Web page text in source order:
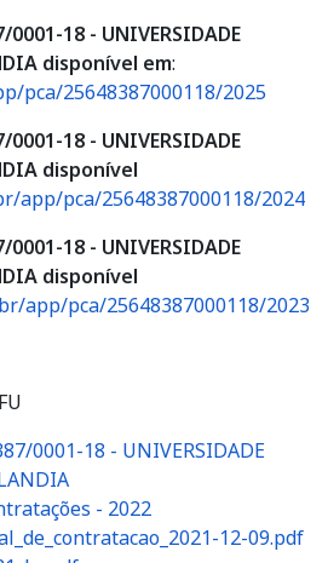
0001-18 - UNIVERSIDADE
disponível em:
pca/25648387000118/2025
0001-18 - UNIVERSIDADE
disponível
app/pca/25648387000118/2024
0001-18 - UNIVERSIDADE
disponível
app/pca/25648387000118/2023
0001-18 - UNIVERSIDADE
- 2022
12-09.pdf